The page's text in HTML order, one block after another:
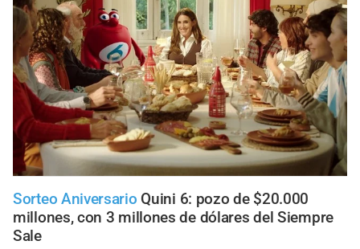
Sorteo Aniversario Quini 6: pozo de $20.000
millones, con 3 millones de dólares del Siempre
Sale